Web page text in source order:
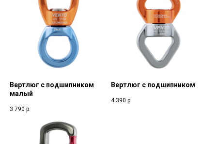
Вертлюг с подшипником
малый
3 790 р.
Вертлюг с подшипником
4 390 р.